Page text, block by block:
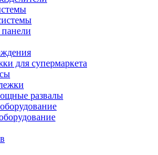
для супермаркета
развалы